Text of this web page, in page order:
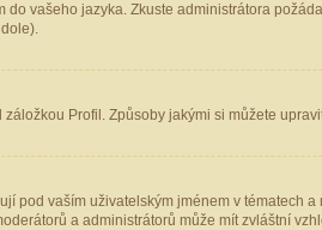
vašeho jazyka. Zkuste administrátora
Profil. Způsoby jakými si můžete
pod vaším uživatelským jménem v
a administrátorů může mít zvláštní